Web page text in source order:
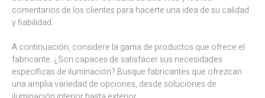
comentarios de los clientes para hacerte una idea de su calidad
y fiabilidad.
A continuación, considere la gama de productos que ofrece el
fabricante. ¿Son capaces de satisfacer sus necesidades
específicas de iluminación? Busque fabricantes que ofrezcan
una amplia variedad de opciones, desde soluciones de